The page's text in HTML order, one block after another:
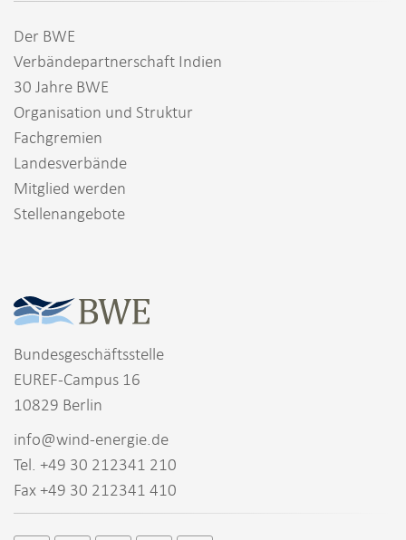
Der BWE
Verbändepartnerschaft Indien
30 Jahre BWE
Organisation und Struktur
Fachgremien
Landesverbände
Mitglied werden
Stellenangebote
Bundesgeschäftsstelle
EUREF-Campus 16
10829 Berlin
info@wind-energie.de
Tel. +49 30 212341 210
Fax +49 30 212341 410